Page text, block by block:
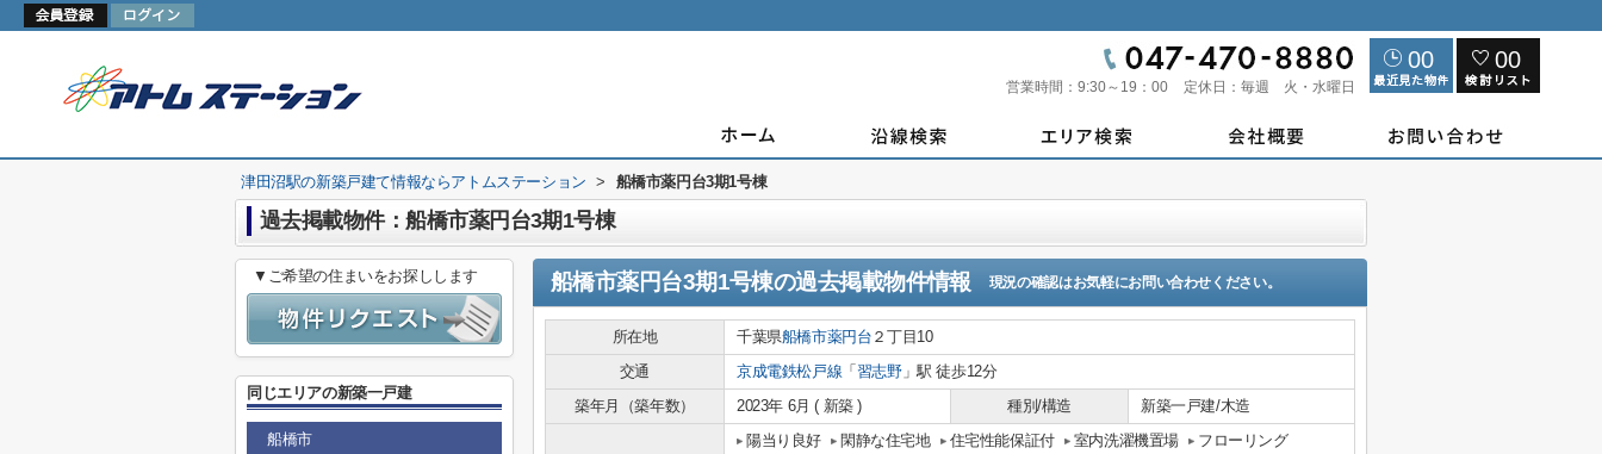
営業時間： 9:30～19：00 定休日： 毎週 火・水曜日
00 00
津田沼駅の新築戸建て情報ならアトムステーション > 船橋市薬円台3期1号棟
過去掲載物件：船橋市薬円台3期1号棟
船橋市薬円台3期1号棟の過去掲載物件情報 現況の確認はお気軽にお問い合わせください。
所在地 千葉県船橋市薬円台 ２丁目10
交通
京成電鉄松戸線 「 習志野」駅 徒歩12分
築年月（築年数）
2023年 6月 ( 新築 ) 種別/構造 新築一戸建/木造
陽当り良好 閑静な住宅地 住宅性能保証付 室内洗濯機置場
フローリング
▼ご希望の住まいをお探しします
同じエリアの新築一戸建
船橋市